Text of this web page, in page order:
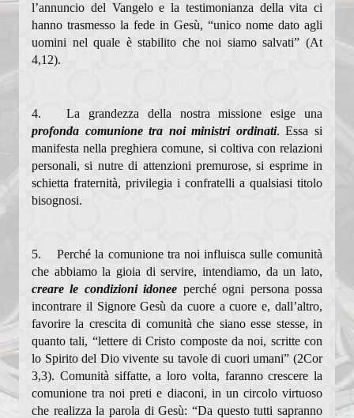
Membri
Progetto
Rassegna stampa
Pastorale Giovanile
Documenti
Visita Pastorale 2016
Carta Comunione
Comunicazione Funerali
Regola di vita del Clero
Dialoghi di Vita buona
Sinodo diocesano
l’annuncio del Vangelo e la testimonianza della vita ci
hanno trasmesso la fede in Gesù, “unico nome dato agli
uomini nel quale è stabilito che noi siamo salvati” (At
4,12).
4. La grandezza della nostra missione esige una
profonda comunione tra noi ministri ordinati. Essa si
manifesta nella preghiera comune, si coltiva con relazioni
personali, si nutre di attenzioni premurose, si esprime in
schietta fraternità, privilegia i confratelli a qualsiasi titolo
bisognosi.
5. Perché la comunione tra noi influisca sulle comunità
che abbiamo la gioia di servire, intendiamo, da un lato,
creare le condizioni idonee perché ogni persona possa
incontrare il Signore Gesù da cuore a cuore e, dall’altro,
favorire la crescita di comunità che siano esse stesse, in
quanto tali, “lettere di Cristo composte da noi, scritte con
lo Spirito del Dio vivente su tavole di cuori umani” (2Cor
3,3). Comunità siffatte, a loro volta, faranno crescere la
comunione tra noi preti e diaconi, in un circolo virtuoso
che realizza la parola di Gesù: “Da questo tutti sapranno